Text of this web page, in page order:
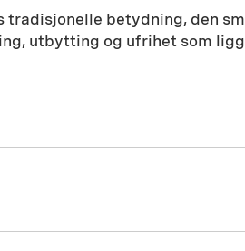
betydning, den
utbytting og ufrihet som